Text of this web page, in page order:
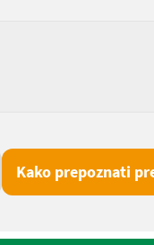
Kako prepoznati